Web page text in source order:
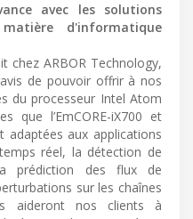
avec les solutions
d'informatique
chez ARBOR Technology,
de pouvoir offrir à nos
du processeur Intel Atom
que l’EmCORE-iX700 et
adaptées aux applications
réel, la détection de
prédiction des flux de
sur les chaînes
aideront nos clients à